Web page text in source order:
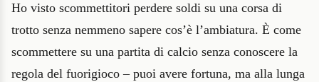
Ho visto scommettitori perdere soldi su una corsa di
trotto senza nemmeno sapere cos’è l’ambiatura. È come
scommettere su una partita di calcio senza conoscere la
regola del fuorigioco – puoi avere fortuna, ma alla lunga